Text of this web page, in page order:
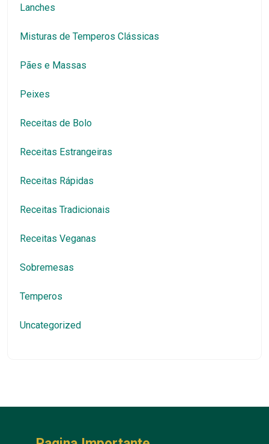
Lanches
Misturas de Temperos Clássicas
Pães e Massas
Peixes
Receitas de Bolo
Receitas Estrangeiras
Receitas Rápidas
Receitas Tradicionais
Receitas Veganas
Sobremesas
Temperos
Uncategorized